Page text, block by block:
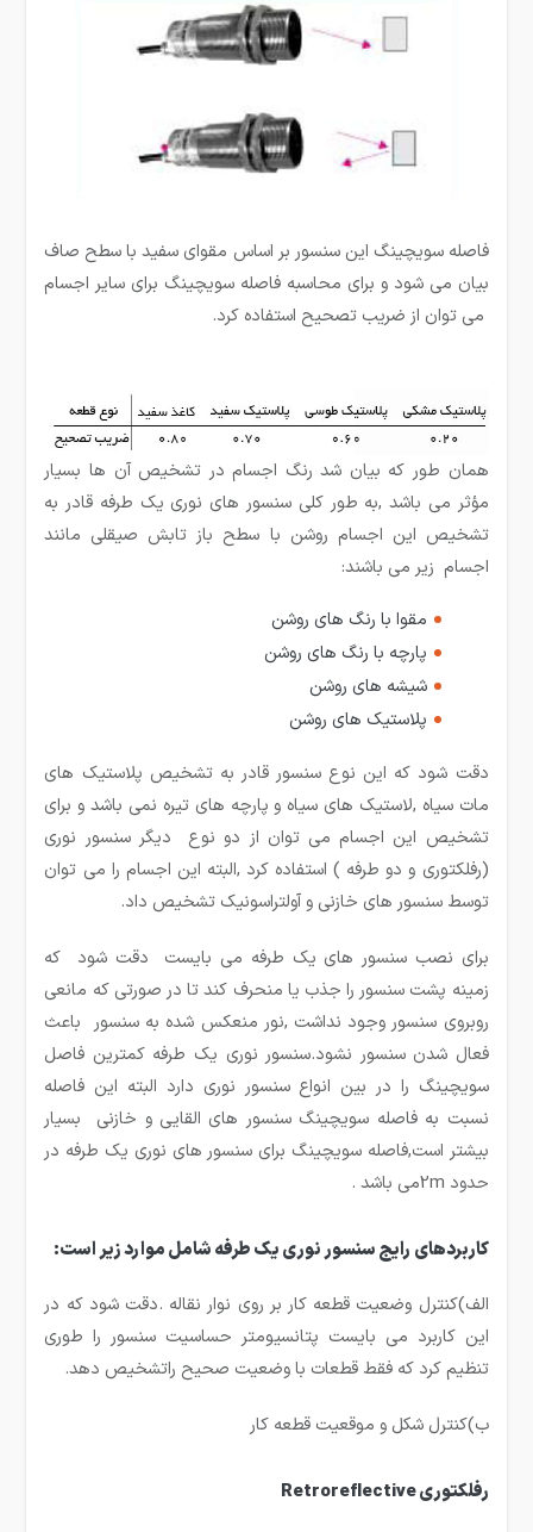
فاصله سویچینگ این سنسور بر اساس مقوای سفید با سطح صاف
بیان می شود و برای محاسبه فاصله سویچینگ برای سایر اجسام
می توان از ضریب تصحیح استفاده کرد.
همان طور که بیان شد رنگ اجسام در تشخیص آن ها بسیار
مؤثر می باشد ,به طور کلی سنسور های نوری یک طرفه قادر به
تشخیص این اجسام روشن با سطح باز تابش صیقلی مانند
اجسام زیر می باشند:
مقوا با رنگ های روشن
پارچه با رنگ های روشن
شیشه های روشن
پلاستیک های روشن
دقت شود که این نوع سنسور قادر به تشخیص پلاستیک های
مات سیاه ,لاستیک های سیاه و پارچه های تیره نمی باشد و برای
تشخیص این اجسام می توان از دو نوع دیگر سنسور نوری
(رفلکتوری و دو طرفه ) استفاده کرد ,البته این اجسام را می توان
توسط سنسور های خازنی و آولتراسونیک تشخیص داد.
برای نصب سنسور های یک طرفه می بایست دقت شود که
زمینه پشت سنسور را جذب یا منحرف کند تا در صورتی که مانعی
روبروی سنسور وجود نداشت ,نور منعکس شده به سنسور باعث
فعال شدن سنسور نشود.سنسور نوری یک طرفه کمترین فاصل
سویچینگ را در بین انواع سنسور نوری دارد البته این فاصله
نسبت به فاصله سویچینگ سنسور های القایی و خازنی بسیار
بیشتر است,فاصله سویچینگ برای سنسور های نوری یک طرفه در
حدود 2mمی باشد .
کاربردهای رایج سنسور نوری یک طرفه شامل موارد زیر است:
الف)کنترل وضعیت قطعه کار بر روی نوار نقاله .دقت شود که در
این کاربرد می بایست پتانسیومتر حساسیت سنسور را طوری
تنظیم کرد که فقط قطعات با وضعیت صحیح راتشخیص دهد.
ب)کنترل شکل و موقعیت قطعه کار
رفلكتوری Retroreflective